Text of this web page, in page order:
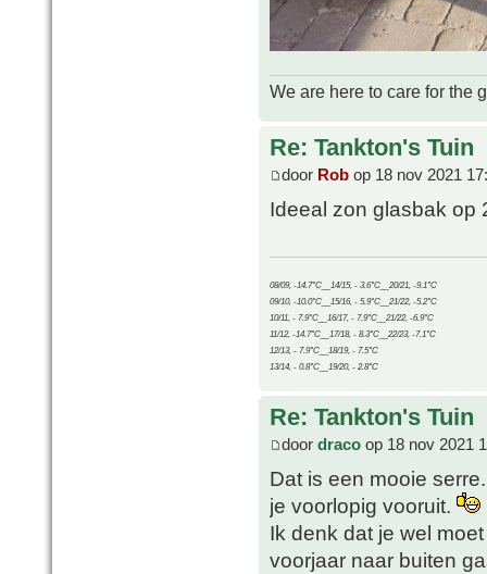
We are here to care for the
Re: Tankton's Tuin
door Rob op 18 nov 2021
Ideeal zon glasbak op
08/09, -14.7°C__14/15, - 3.6°C__20/21, -9.1°C
09/10, -10.0°C__15/16, - 5.9°C__21/22, -5.2°C
10/11, - 7.9°C__16/17, - 7.9°C__21/22, -6.9°C
11/12, -14.7°C__17/18, - 8.3°C__22/23, -7.1°C
12/13, - 7.9°C__18/19, - 7.5°C
13/14, - 0.8°C__19/20, - 2.8°C
Re: Tankton's Tuin
door draco op 18 nov 2021
Dat is een mooie
je voorlopig vooruit.
Ik denk dat je wel
voorjaar naar buiten